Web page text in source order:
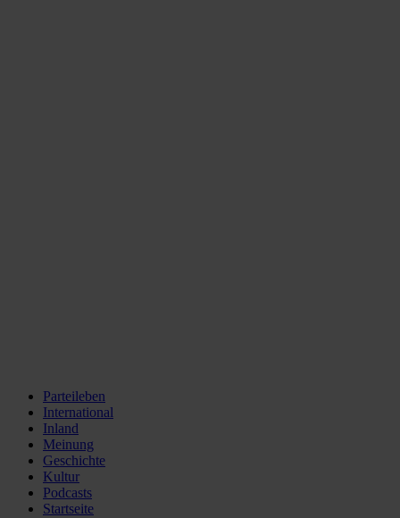
Parteileben
International
Inland
Meinung
Geschichte
Kultur
Podcasts
Startseite